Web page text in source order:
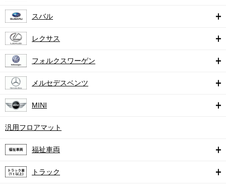
スバル
レクサス
フォルクスワーゲン
メルセデスベンツ
MINI
汎用フロアマット
福祉車両
トラック